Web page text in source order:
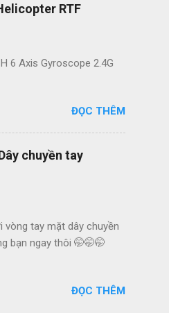
RTF
6 Axis Gyroscope 2.4G
ĐỌC THÊM
chuyền tay
vòng tay mặt dây chuyền
bạn ngay thôi 🤭🤭🤭
ĐỌC THÊM